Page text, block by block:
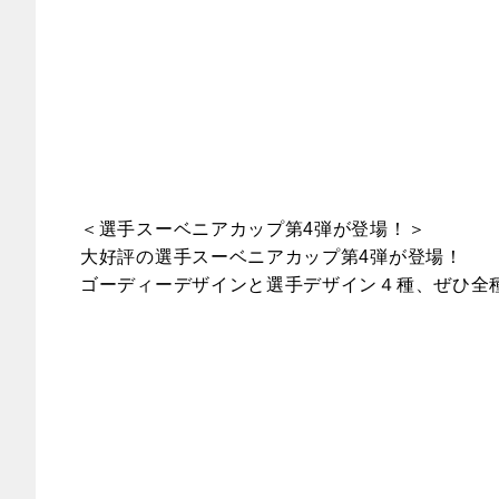
＜選手スーベニアカップ第4弾が登場！＞
大好評の選手スーベニアカップ第4弾が登場！
ゴーディーデザインと選手デザイン４種、ぜひ全